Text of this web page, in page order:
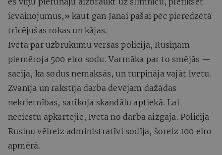
ievainojumus,» kaut gan Janai pašai pēc pieredzētā
trīcējušas rokas un kājas.
Iveta par uzbrukumu vērsās policijā, Rusiņam
piemēroja 500 eiro sodu. Varmāka par to smējās —
sacīja, ka sodus nemaksās, un turpināja vajāt Ivetu.
Zvanīja un rakstīja darba devējam dažādas
nekrietnības, sarīkoja skandālu aptiekā. Lai
neciestu apkārtējie, Iveta no darba aizgāja. Policija
Rusiņu vēlreiz administratīvi sodīja, šoreiz 100 eiro
apmērā.